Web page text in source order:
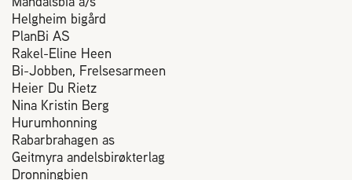
Sykdom hos bier
Sukkeravgiftsrefusjon
Prosjekter
Norges Birøkterlags standpunkt
Helgheim bigård
PlanBi AS
Rakel-Eline Heen
Bi-Jobben, Frelsesarmeen
Heier Du Rietz
Nina Kristin Berg
Hurumhonning
Rabarbrahagen as
Geitmyra andelsbirøkterlag
Dronningbien